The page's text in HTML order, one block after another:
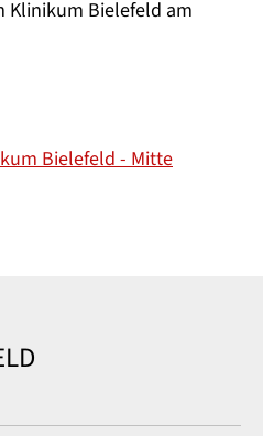
Klinikum Bielefeld am
Bielefeld - Mitte